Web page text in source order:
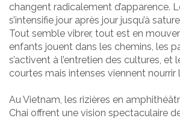
changent radicalement d’apparence.
s’intensifie jour après jour jusqu’à
Tout semble vibrer, tout est en
enfants jouent dans les chemins, les
s’activent à l’entretien des cultures, et
courtes mais intenses viennent nourrir
Au Vietnam, les rizières en
Chai offrent une vision spectaculaire